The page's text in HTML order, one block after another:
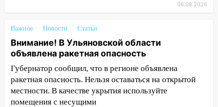
Ульяновцев приглашают сдать
20:17 Ульяновская область девятую
неделю подряд удерживает самые
низкие цены на подсолнечное масло
19:33 Коровы-рекордсменки: в
Ульяновской области выросли надои
молока
06.08.2026
Важное Новости Статьи
Внимание! В Ульяновской области
объявлена ракетная опасность
Губернатор сообщил, что в регионе объявлена
ракетная опасность. Нельзя оставаться на открытой
местности. В качестве укрытия используйте
помещения с несущими